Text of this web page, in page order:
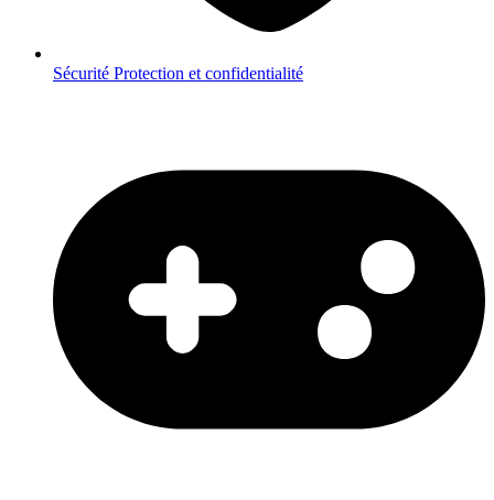
Sécurité Protection et confidentialité